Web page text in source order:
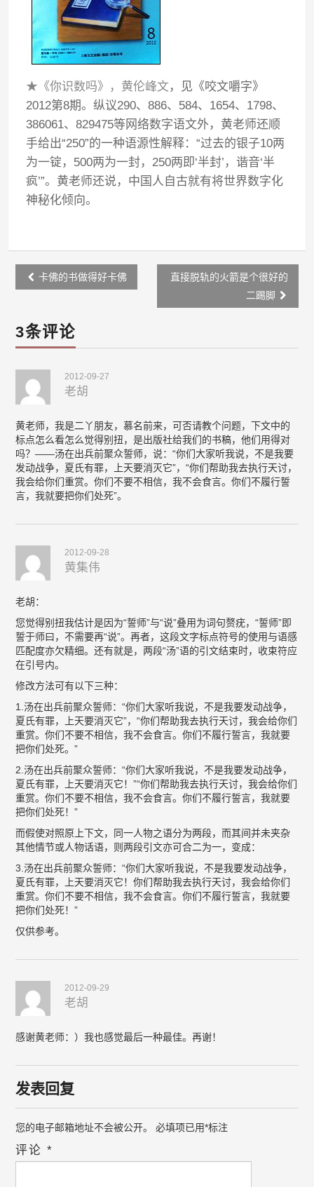
★《你识数吗》，黄伦峰文，见《咬文嚼字》
2012第8期。纵议290、886、584、1654、1798、
386061、829475等网络数字语文外，黄老师还顺
手给出“250”的一种语源性解释：“过去的银子10两
为一锭，500两为一封，250两即‘半封’，谐音‘半
疯’”。黄老师还说，中国人自古就有将世界数字化
神秘化倾向。
Post
navigation
卡佛的书做得好卡佛
直接脱轨的火箭是个很好的
二踢脚
3条评论
2012-09-27
老胡
黄老师，我是二丫朋友，慕名前来，可否请教个问题，下文中的
标点怎么看怎么觉得别扭，是出版社给我们的书稿，他们用得对
吗？——汤在出兵前聚众誓师，说：“你们大家听我说，不是我要
发动战争，夏氏有罪，上天要消灭它”，“你们帮助我去执行天讨，
我会给你们重赏。你们不要不相信，我不会食言。你们不履行誓
言，我就要把你们处死”。
2012-09-28
黄集伟
老胡：
您觉得别扭我估计是因为“誓师”与“说”叠用为词句赘疣，“誓师”即
誓于师曰，不需要再“说”。再者，这段文字标点符号的使用与语感
匹配度亦欠精细。还有就是，两段“汤”语的引文结束时，收束符应
在引号内。
修改方法可有以下三种：
1.汤在出兵前聚众誓师：“你们大家听我说，不是我要发动战争，
夏氏有罪，上天要消灭它”，“你们帮助我去执行天讨，我会给你们
重赏。你们不要不相信，我不会食言。你们不履行誓言，我就要
把你们处死。”
2.汤在出兵前聚众誓师：“你们大家听我说，不是我要发动战争，
夏氏有罪，上天要消灭它！”“你们帮助我去执行天讨，我会给你们
重赏。你们不要不相信，我不会食言。你们不履行誓言，我就要
把你们处死！”
而假使对照原上下文，同一人物之语分为两段，而其间并未夹杂
其他情节或人物话语，则两段引文亦可合二为一，变成：
3.汤在出兵前聚众誓师：“你们大家听我说，不是我要发动战争，
夏氏有罪，上天要消灭它！你们帮助我去执行天讨，我会给你们
重赏。你们不要不相信，我不会食言。你们不履行誓言，我就要
把你们处死！”
仅供参考。
2012-09-29
老胡
感谢黄老师：）我也感觉最后一种最佳。再谢！
发表回复
您的电子邮箱地址不会被公开。 必填项已用*标注
评论*